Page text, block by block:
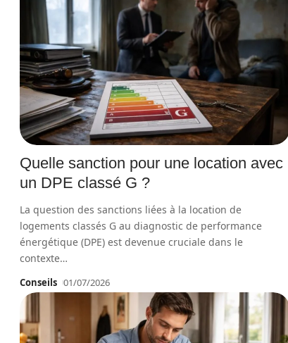
Quelle sanction pour une location avec
un DPE classé G ?
La question des sanctions liées à la location de
logements classés G au diagnostic de performance
énergétique (DPE) est devenue cruciale dans le
contexte…
Conseils 01/07/2026